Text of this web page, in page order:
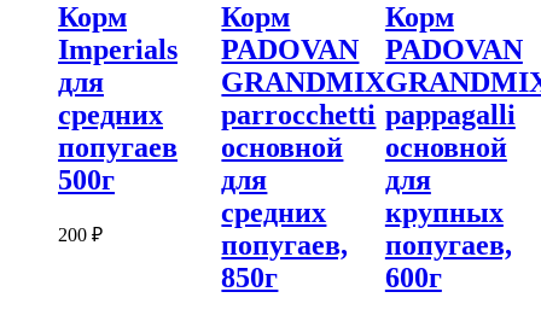
Корм
Imperials
для
средних
попугаев
500г
200 ₽
Корм
PADOVAN
GRANDMIX
parroсchetti
основной
для
средних
попугаев,
850г
Корм
PADOVAN
pappagalli
основной
для
крупных
попугаев,
600г